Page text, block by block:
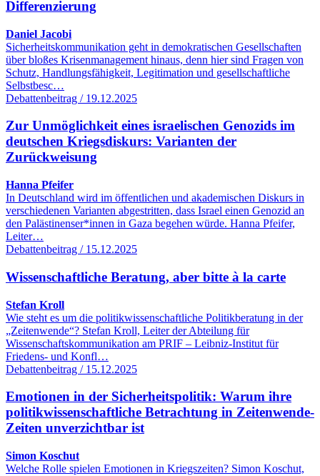
Differenzierung
Daniel Jacobi
Sicherheitskommunikation geht in demokratischen Gesellschaften
über bloßes Krisenmanagement hinaus, denn hier sind Fragen von
Schutz, Handlungsfähigkeit, Legitimation und gesellschaftliche
Selbstbesc…
Debattenbeitrag / 19.12.2025
Zur Unmöglichkeit eines israelischen Genozids im
deutschen Kriegsdiskurs: Varianten der
Zurückweisung
Hanna Pfeifer
In Deutschland wird im öffentlichen und akademischen Diskurs in
verschiedenen Varianten abgestritten, dass Israel einen Genozid an
den Palästinenser*innen in Gaza begehen würde. Hanna Pfeifer,
Leiter…
Debattenbeitrag / 15.12.2025
Wissenschaftliche Beratung, aber bitte à la carte
Stefan Kroll
Wie steht es um die politikwissenschaftliche Politikberatung in der
„Zeitenwende“? Stefan Kroll, Leiter der Abteilung für
Wissenschaftskommunikation am PRIF – Leibniz-Institut für
Friedens- und Konfl…
Debattenbeitrag / 15.12.2025
Emotionen in der Sicherheitspolitik: Warum ihre
politikwissenschaftliche Betrachtung in Zeitenwende-
Zeiten unverzichtbar ist
Simon Koschut
Welche Rolle spielen Emotionen in Kriegszeiten? Simon Koschut,